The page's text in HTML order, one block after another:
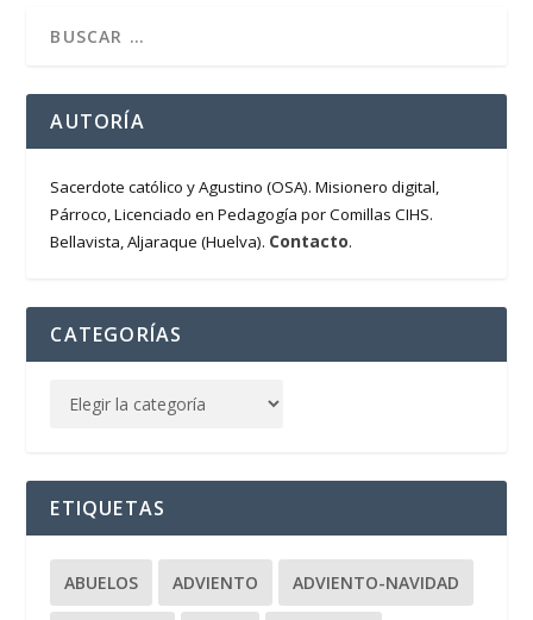
AUTORÍA
Sacerdote católico y Agustino (OSA). Misionero digital,
Párroco, Licenciado en Pedagogía por Comillas CIHS.
Bellavista, Aljaraque (Huelva). Contacto.
CATEGORÍAS
ETIQUETAS
ABUELOS ADVIENTO ADVIENTO-NAVIDAD